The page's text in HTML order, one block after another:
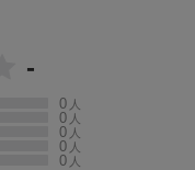
-
0 人
0 人
0 人
0 人
0 人